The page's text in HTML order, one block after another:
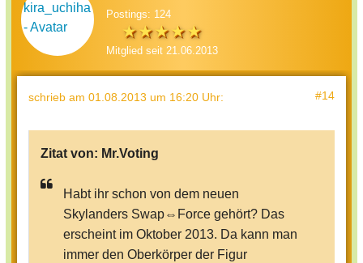
Postings: 124
Mitglied seit 21.06.2013
schrieb am 01.08.2013 um 16:20 Uhr: #14
Zitat von: Mr.Voting
Habt ihr schon von dem neuen
Skylanders Swap⇔Force gehört? Das
erscheint im Oktober 2013. Da kann man
immer den Oberkörper der Figur